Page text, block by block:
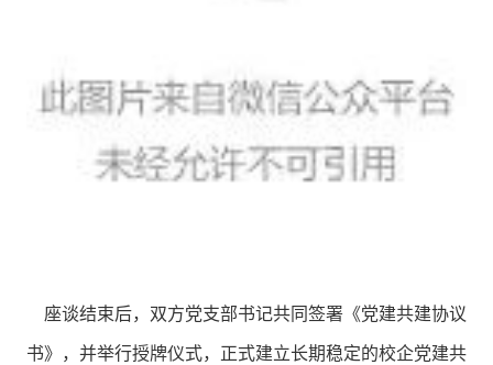
座谈结束后，双方党支部书记共同签署《党建共建协议
书》，并举行授牌仪式，正式建立长期稳定的校企党建共